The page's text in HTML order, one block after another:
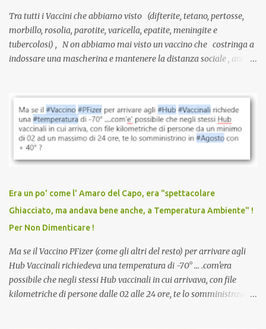
Tra tutti i Vaccini che abbiamo visto (difterite, tetano, pertosse,
morbillo, rosolia, parotite, varicella, epatite, meningite e
tubercolosi) , N on abbiamo mai visto un vaccino che costringa a
indossare una mascherina e mantenere la distanza sociale , anche
vaccinazione. Non avevamo mai sentito parlare di ricompense,
sconti, incentivi per vaccinarsi. Non avevamo mai visto
discriminazioni per coloro che non l’hanno fatto. Se non sei stato
vaccinato, nessuno aveva prima cercato di farti sentire una
persona cattiva. Non avevamo mai visto un vaccino che minacci le
vaccino usato per minacciare i mezzi di sussistenza, il lavoro o la
scuola. Non avevamo mai visto un vaccino che permettesse a un
dodicenne di ignorare il consenso dei genitori. Dopo tutti i vaccini
che abbiamo elencato sopra...
Era un po' come l' Amaro del Capo, era "spettacolare
Ghiacciato, ma andava bene anche, a Temperatura Ambiente" !
Per Non Dimenticare !
Ma se il Vaccino PFizer (come gli altri del resto) per arrivare agli
Hub Vaccinali richiedeva una temperatura di -70° ... .com'era
possibile che negli stessi Hub vaccinali in cui arrivava, con file
kilometriche di persone dalle 02 alle 24 ore, te lo somministravano